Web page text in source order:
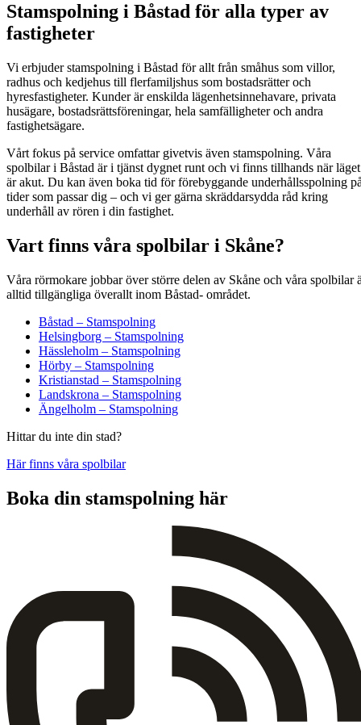
Stamspolning i Båstad för alla typer av
fastigheter
Vi erbjuder stamspolning i Båstad för allt från småhus som villor,
radhus och kedjehus till flerfamiljshus som bostadsrätter och
hyresfastigheter. Kunder är enskilda lägenhetsinnehavare, privata
husägare, bostadsrättsföreningar, hela samfälligheter och andra
fastighetsägare.
Vårt fokus på service omfattar givetvis även stamspolning. Våra
spolbilar i Båstad är i tjänst dygnet runt och vi finns tillhands när läget
är akut. Du kan även boka tid för förebyggande underhållsspolning
tider som passar dig – och vi ger gärna skräddarsydda råd kring
underhåll av rören i din fastighet.
Vart finns våra spolbilar i Skåne?
Våra rörmokare job­bar över större delen av Skåne och våra spol­bi­lar
alltid till­gäng­li­ga över­allt inom Bås­tad- området.
Båstad – Stamspolning
Helsingborg – Stamspolning
Hässleholm – Stamspolning
Hörby – Stamspolning
Kristianstad – Stamspolning
Landskrona – Stamspolning
Ängelholm – Stamspolning
Hittar du inte din stad?
Här finns våra spolbilar
Boka din stamspolning här